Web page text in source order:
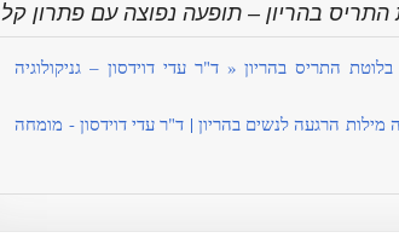
בהריון – תופעה נפוצה עם פתרון קל
התריס בהריון « ד"ר עדי דוידסון – גניקולוגיה
הרגעה לנשים בהריון | ד"ר עדי דוידסון - מומחה